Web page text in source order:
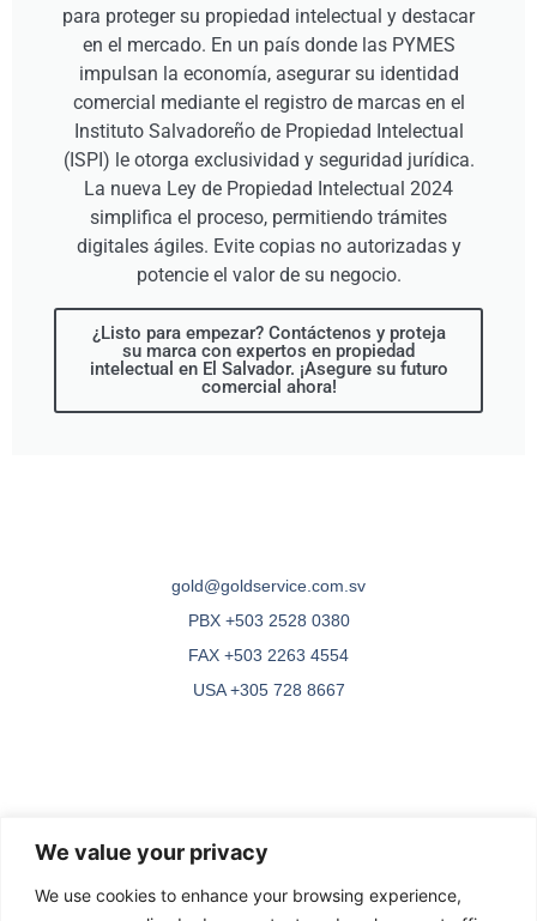
We value your privacy
We use cookies to enhance your browsing experience,
para proteger su propiedad intelectual y destacar
en el mercado. En un país donde las PYMES
impulsan la economía, asegurar su identidad
comercial mediante el registro de marcas en el
Instituto Salvadoreño de Propiedad Intelectual
(ISPI) le otorga exclusividad y seguridad jurídica.
La nueva Ley de Propiedad Intelectual 2024
simplifica el proceso, permitiendo trámites
digitales ágiles. Evite copias no autorizadas y
potencie el valor de su negocio.
¿Listo para empezar? Contáctenos y proteja
su marca con expertos en propiedad
intelectual en El Salvador. ¡Asegure su futuro
comercial ahora!
Bufete de Abogados en El
Salvador
Gold Service, S.A. de C.V.
gold@goldservice.com.sv
PBX +503 2528 0380
FAX +503 2263 4554
USA +305 728 8667